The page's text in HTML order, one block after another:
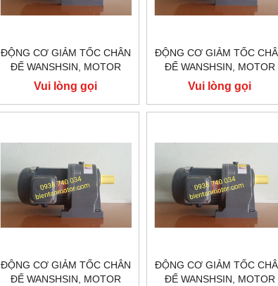
ĐỘNG CƠ GIẢM TỐC CHÂN
ĐẾ WANSHSIN, MOTOR
GIẢM TỐC WANSHSIN
200W GH28-200-150S
Vui lòng gọi
ĐỘNG CƠ GIẢM TỐC
ĐẾ WANSHSIN, MOTOR
GIẢM TỐC WANSHSIN
200W GH28-200-120S
Vui lòng gọi
ĐỘNG CƠ GIẢM TỐC CHÂN
ĐẾ WANSHSIN, MOTOR
ĐỘNG CƠ GIẢM TỐC
ĐẾ WANSHSIN, MOTOR